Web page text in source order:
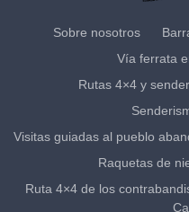
Sobre nosotros
Vía ferrata
Rutas 4×4 y
Visitas guiadas al pueblo
Raquetas de
Ruta 4×4 de los